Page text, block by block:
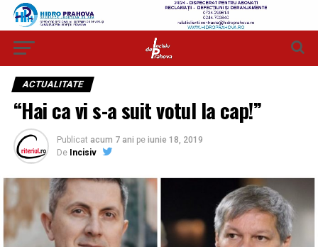
ACTUALITATE
“Hai ca vi s-a suit votul la cap!”
Publicat acum 7 ani pe iunie 18, 2019
De Incisiv